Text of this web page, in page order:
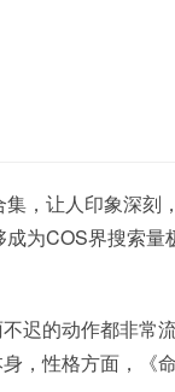
，让人印象深刻
为COS界搜索量
迟的动作都非常流
，性格方面，《